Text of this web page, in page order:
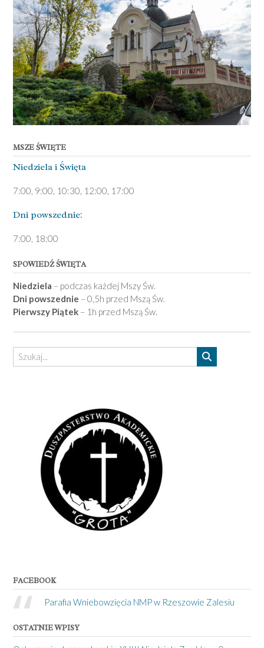
MSZE ŚWIĘTE
Niedziela ­i Święta
7:00, 9:00, 10:30, 12:00, 17:00
Dni pows­zednie:
7­:00, 18:00­
SPOWIEDŹ ŚWIĘTA
Niedziela – podczas każdej Mszy Św.
Dni powszednie – 0,5h przed Mszą Św.
Pierwszy Piątek – 1h przed Mszą Św.
FACEBOOK
Parafia Wniebowzięcia NMP w Rzeszowie Zalesiu
OSTATNIE WPISY